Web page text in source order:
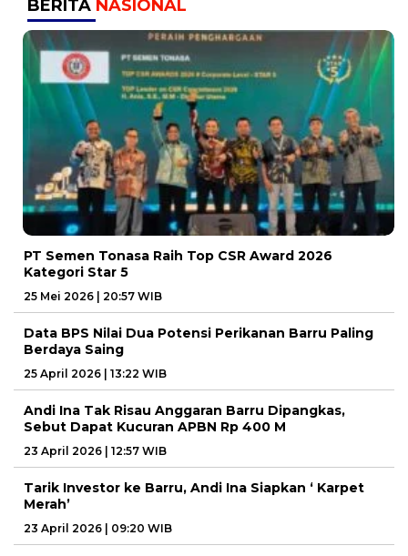
BERITA NASIONAL
PT Semen Tonasa Raih Top CSR Award 2026
Kategori Star 5
25 Mei 2026 | 20:57 WIB
Data BPS Nilai Dua Potensi Perikanan Barru Paling
Berdaya Saing
25 April 2026 | 13:22 WIB
Andi Ina Tak Risau Anggaran Barru Dipangkas,
Sebut Dapat Kucuran APBN Rp 400 M
23 April 2026 | 12:57 WIB
Tarik Investor ke Barru, Andi Ina Siapkan ‘ Karpet
Merah’
23 April 2026 | 09:20 WIB